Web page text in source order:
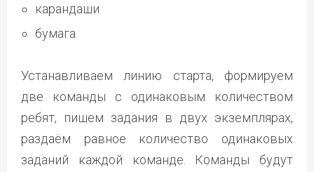
карандаши
бумага
Устанавливаем линию старта, формируем
две команды с одинаковым количеством
ребят, пишем задания в двух экземплярах,
раздаём равное количество одинаковых
заданий каждой команде. Команды будут